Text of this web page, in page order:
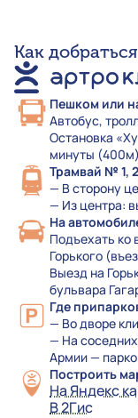
Как
Пешком или
Автобус,
Остановка
минуты
Трамвай № 1,
— В сторону
— Из центра:
На
Подъехать ко
Горького
Выезд на
бульвара
Где
— Во дворе
— На
Армии —
Построить
На Яндекс
В 2Гис